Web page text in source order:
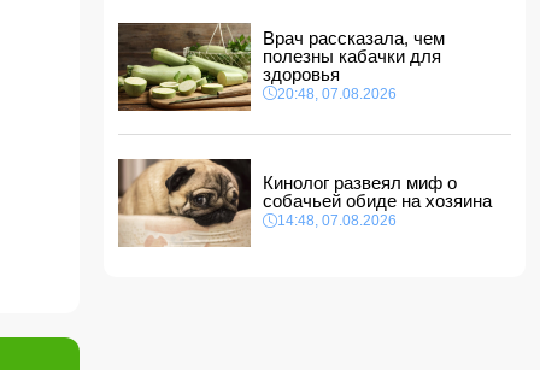
14:00, 08.08.2026
Никол Пашинян позвонил Ильхаму Алиеву
12:48, 08.08.2026
СМИ: США ищут на Кубе фигуру для
повторения "венесуэльского сценария"
Врач рассказала, чем
полезны кабачки для
здоровья
20:48, 07.08.2026
Кинолог развеял миф о
собачьей обиде на хозяина
14:48, 07.08.2026